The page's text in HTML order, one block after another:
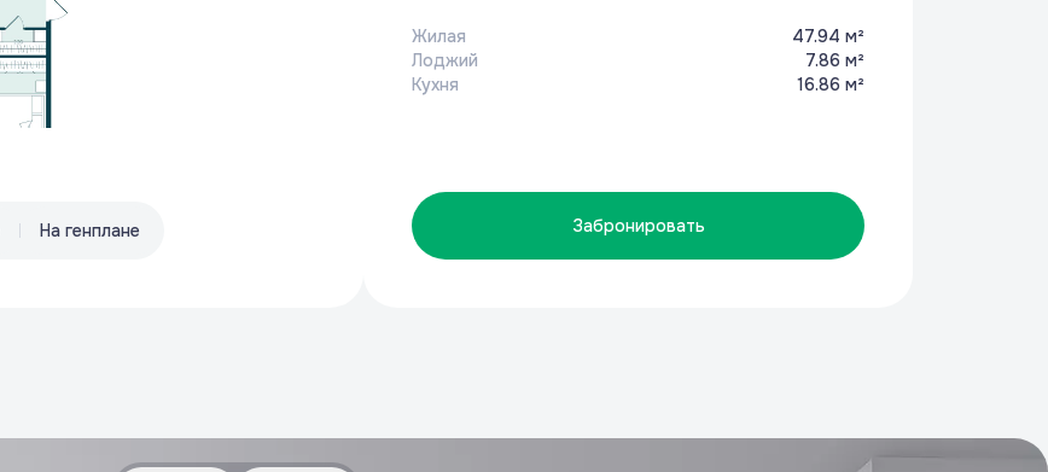
На генплане
Жилая
47.94 м²
Лоджий
7.86 м²
Кухня
16.86 м²
Забронировать